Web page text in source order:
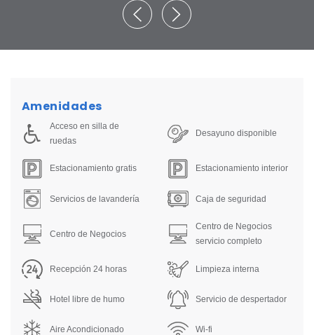
Amenidades
Acceso en silla de
ruedas
Desayuno disponible
Estacionamiento gratis Estacionamiento interior
Servicios de lavandería Caja de seguridad
Centro de Negocios
Centro de Negocios
servicio completo
Recepción 24 horas Limpieza interna
Hotel libre de humo Servicio de despertador
Aire Acondicionado Wi-fi